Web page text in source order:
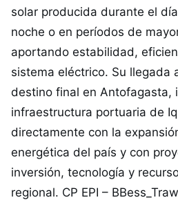
solar producida durante el
noche o en períodos de
aportando estabilidad,
sistema eléctrico. Su llegada
destino final en Antofagasta,
infraestructura portuaria de
directamente con la
energética del país y con
inversión, tecnología y
regional. CP EPI –